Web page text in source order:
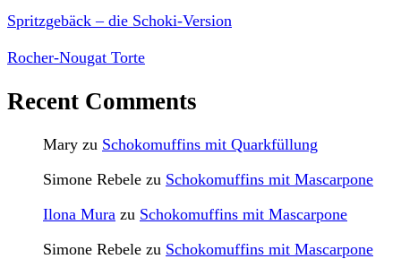
Spritzgebäck – die Schoki-Version
Rocher-Nougat Torte
Recent Comments
Mary zu Schokomuffins mit Quarkfüllung
Simone Rebele zu Schokomuffins mit Mascarpone
Ilona Mura zu Schokomuffins mit Mascarpone
Simone Rebele zu Schokomuffins mit Mascarpone